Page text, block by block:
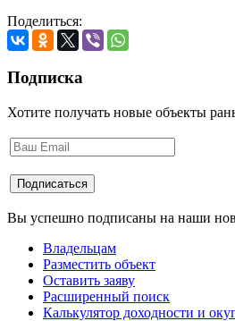
Поделиться:
Подписка
Хотите получать новые объекты
Вы успешно подписаны на наши
Владельцам
Разместить объект
Оставить заяву
Расширенный поиск
Калькулятор доходности и